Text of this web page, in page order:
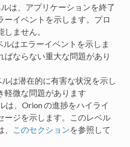
は、アプリケーションを終了
ーイベントを示します。プロ
ません。
ルはエラーイベントを示しま
ばならない重大な問題があり
は潜在的に有害な状況を示し
軽微な問題があります
は、Orion の進捗をハイライ
ージを示します。このレベル
このセクションを参照して